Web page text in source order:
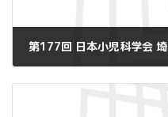
第177回 日本小児科学会